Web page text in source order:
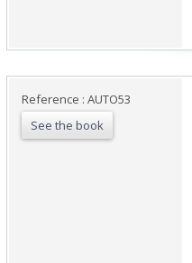
Reference : AUTO53
See the book